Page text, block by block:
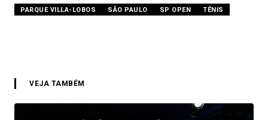
PARQUE VILLA-LOBOS
SÃO PAULO SP OPEN TÊNIS
VEJA TAMBÉM